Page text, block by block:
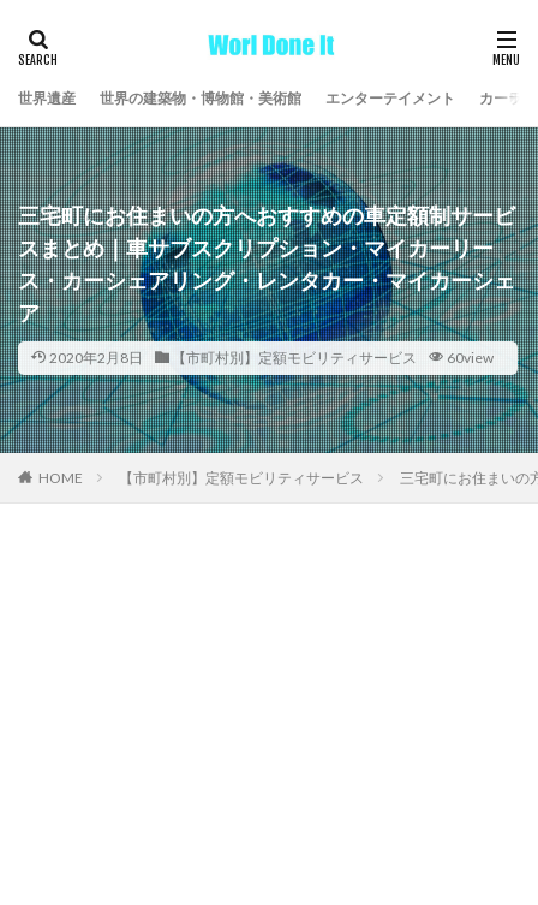
世界遺産 世界の建築物・博物館・美術館 エンターテイメント カーラ
三宅町にお住まいの方へおすすめの車定額制サービ
スまとめ｜車サブスクリプション・マイカーリー
ス・カーシェアリング・レンタカー・マイカーシェ
ア
2020年2月8日 【市町村別】定額モビリティサービス 60view
HOME 【市町村別】定額モビリティサービス 三宅町にお住まいの